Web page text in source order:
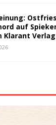
auf
Klarant Verlag